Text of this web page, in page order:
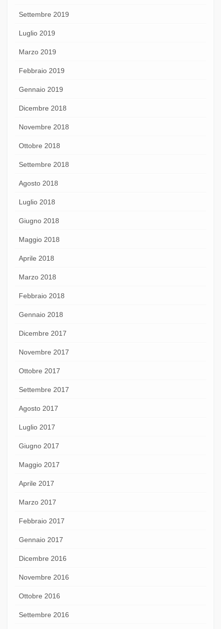
Settembre 2019
Luglio 2019
Marzo 2019
Febbraio 2019
Gennaio 2019
Dicembre 2018
Novembre 2018
Ottobre 2018
Settembre 2018
Agosto 2018
Luglio 2018
Giugno 2018
Maggio 2018
Aprile 2018
Marzo 2018
Febbraio 2018
Gennaio 2018
Dicembre 2017
Novembre 2017
Ottobre 2017
Settembre 2017
Agosto 2017
Luglio 2017
Giugno 2017
Maggio 2017
Aprile 2017
Marzo 2017
Febbraio 2017
Gennaio 2017
Dicembre 2016
Novembre 2016
Ottobre 2016
Settembre 2016